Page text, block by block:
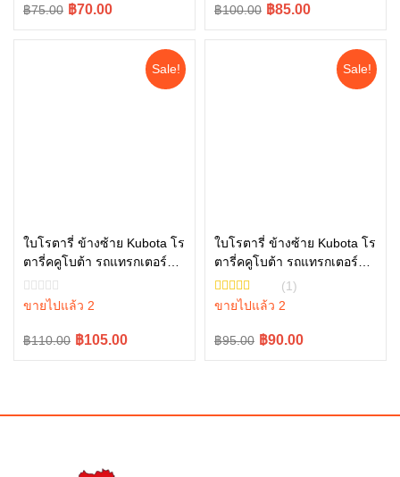
฿75.00
Original฿70.00
Current
฿100.00
Original ฿85.00
Current
Sale!
ใบโรตารี่ ข้างซ้าย Kubota โร
ตารี่คคูโบต้า รถแทรกเตอร์คู
โบต้า รุ่น L4708 L5018
W9518-54061
ขายไปแล้ว 2
฿110.00
Original ฿105.00
Current
หยิบใส่ตะกร้า
Sale!
ใบโรตารี่ ข้างซ้าย Kubota โร
ตารี่คคูโบต้า รถแทรกเตอร์คู
โบต้า รุ่น L3608 L4018
W9516-54163
(1)
ขายไปแล้ว 2
฿95.00
Original฿90.00
Current
หยิบใส่ตะกร้า